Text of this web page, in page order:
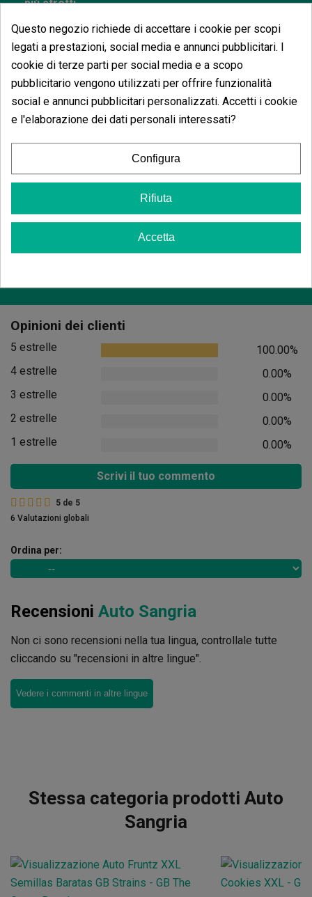
più stretti.
Per quanto riguarda il suo ciclo di vita, questo è di
appena 10 settimane , una raccolta particolarmente
rapida per questo tipo di semi. Dopo questo tempo si
potranno raccogliere fino a550 grammi per m²
fiori densi con un distintivo aroma fruttato.
Come coltivare Auto Sangria outdoor
raggiungere un'altezza tra 110 e 130 cm. In
condizioni ottimali si possono raccogliere fino a 175
grammi per pianta di questa deliziosa varietà
automatica con unaroma fruttato e risultati di
, formando fiori densi e pieni di resina.
Una delle caratteristiche di questa pianta è la
possibilità di ottenere diversi raccolti tra aprile e
Opinioni dei clienti
5 estrelle
100.00%
4 estrelle
0.00%
3 estrelle
0.00%
2 estrelle
0.00%
1 estrelle
0.00%
Scrivi il tuo commento
5 de 5
6 Valutazioni globali
Ordina per:
Recensioni Auto Sangria
Non ci sono recensioni nella tua lingua, controllale tutte
cliccando su "recensioni in altre lingue".
Vedere i commenti in altre lingue
Stessa categoria prodotti Auto
Sangria
Questo negozio richiede di accettare i cookie per scopi
legati a prestazioni, social media e annunci pubblicitari. I
cookie di terze parti per social media e a scopo
pubblicitario vengono utilizzati per offrire funzionalità
social e annunci pubblicitari personalizzati. Accetti i cookie
e l'elaborazione dei dati personali interessati?
Configura
Rifiuta
Accetta